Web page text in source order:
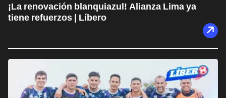
¡La renovación blanquiazul! Alianza Lima ya
tiene refuerzos | Líbero